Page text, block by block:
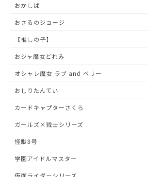
おかしば
おさるのジョージ
【推しの子】
おジャ魔女どれみ
オシャレ魔女 ラブ and ベリー
おしりたんてい
カードキャプターさくら
ガールズ×戦士シリーズ
怪獣8号
学園アイドルマスター
仮面ライダーシリーズ